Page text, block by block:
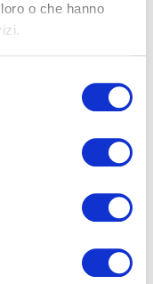
o che hanno
7, 12, 13 del
finalità B), attività